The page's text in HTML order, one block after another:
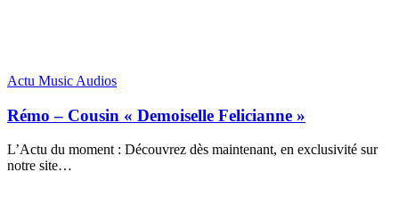
Actu Music Audios
Rémo – Cousin « Demoiselle Felicianne »
L’Actu du moment : Découvrez dès maintenant, en exclusivité sur
notre site…